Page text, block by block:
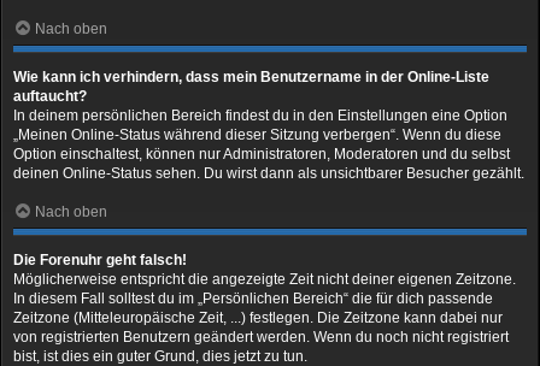
Nach oben
Wie kann ich verhindern, dass mein Benutzername in der Online-Liste
auftaucht?
In deinem persönlichen Bereich findest du in den Einstellungen eine Option
„Meinen Online-Status während dieser Sitzung verbergen“. Wenn du diese
Option einschaltest, können nur Administratoren, Moderatoren und du selbst
deinen Online-Status sehen. Du wirst dann als unsichtbarer Besucher gezählt.
Nach oben
Die Forenuhr geht falsch!
Möglicherweise entspricht die angezeigte Zeit nicht deiner eigenen Zeitzone.
In diesem Fall solltest du im „Persönlichen Bereich“ die für dich passende
Zeitzone (Mitteleuropäische Zeit, ...) festlegen. Die Zeitzone kann dabei nur
von registrierten Benutzern geändert werden. Wenn du noch nicht registriert
bist, ist dies ein guter Grund, dies jetzt zu tun.